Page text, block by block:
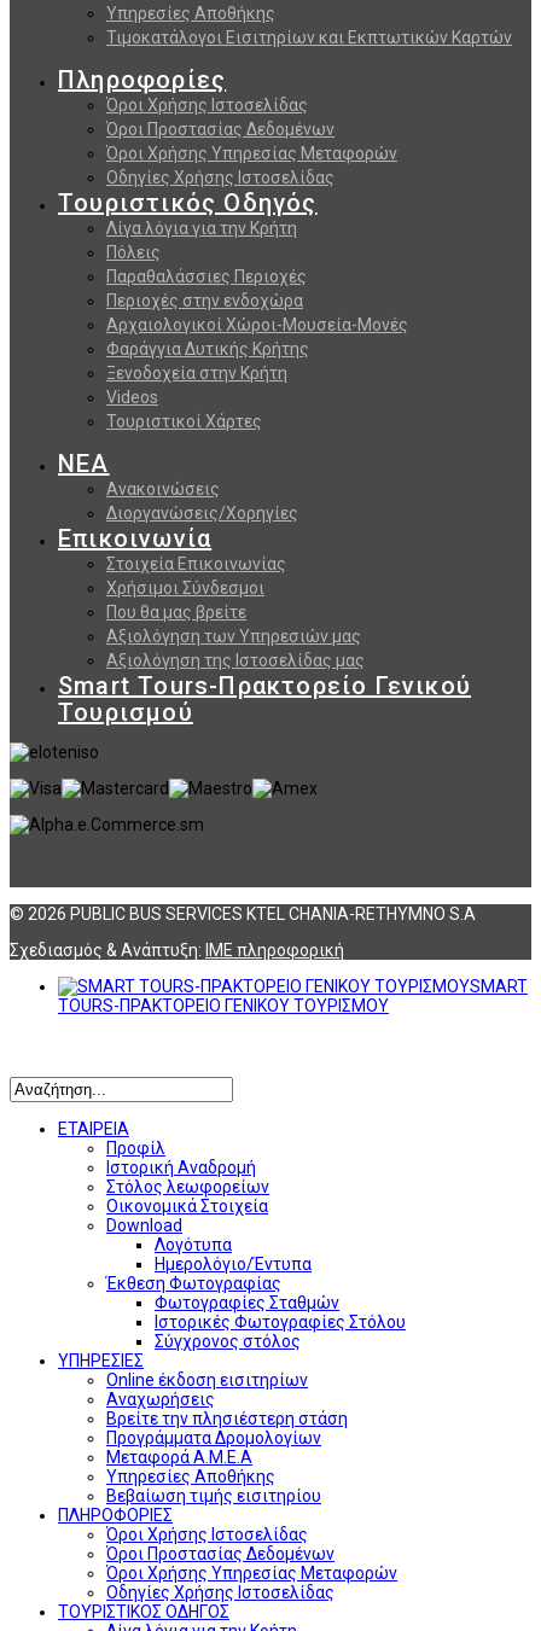
Υπηρεσίες Αποθήκης
Τιμοκατάλογοι Εισιτηρίων και Εκπτωτικών Καρτών
Πληροφορίες
Όροι Χρήσης Ιστοσελίδας
Όροι Προστασίας Δεδομένων
Όροι Χρήσης Υπηρεσίας Μεταφορών
Οδηγίες Χρήσης Ιστοσελίδας
Τουριστικός Οδηγός
Λίγα λόγια για την Κρήτη
Πόλεις
Παραθαλάσσιες Περιοχές
Περιοχές στην ενδοχώρα
Αρχαιολογικοί Χώροι-Μουσεία-Μονές
Φαράγγια Δυτικής Κρήτης
Ξενοδοχεία στην Κρήτη
Videos
Τουριστικοί Χάρτες
ΝΕΑ
Ανακοινώσεις
Διοργανώσεις/Χορηγίες
Επικοινωνία
Στοιχεία Επικοινωνίας
Χρήσιμοι Σύνδεσμοι
Που θα μας βρείτε
Αξιολόγηση των Υπηρεσιών μας
Αξιολόγηση της Ιστοσελίδας μας
Smart Tours-Πρακτορείο Γενικού
Τουρισμού
© 2026 PUBLIC BUS SERVICES KTEL CHANIA-RETHYMNO S.A
Σχεδιασμός & Ανάπτυξη: ΙΜΕ πληροφορική
SMART
TOURS-ΠΡΑΚΤΟΡΕΙΟ ΓΕΝΙΚΟΥ ΤΟΥΡΙΣΜΟΥ
ΕΤΑΙΡΕΙΑ
Προφίλ
Ιστορική Αναδρομή
Στόλος λεωφορείων
Οικονομικά Στοιχεία
Download
Λογότυπα
Ημερολόγιο/Έντυπα
Έκθεση Φωτογραφίας
Φωτογραφίες Σταθμών
Ιστορικές Φωτογραφίες Στόλου
Σύγχρονος στόλος
ΥΠΗΡΕΣΙΕΣ
Online έκδοση εισιτηρίων
Αναχωρήσεις
Βρείτε την πλησιέστερη στάση
Προγράμματα Δρομολογίων
Μεταφορά Α.Μ.Ε.Α
Υπηρεσίες Αποθήκης
Βεβαίωση τιμής εισιτηρίου
ΠΛΗΡΟΦΟΡΙΕΣ
Όροι Χρήσης Ιστοσελίδας
Όροι Προστασίας Δεδομένων
Όροι Χρήσης Υπηρεσίας Μεταφορών
Οδηγίες Χρήσης Ιστοσελίδας
ΤΟΥΡΙΣΤΙΚΟΣ ΟΔΗΓΟΣ